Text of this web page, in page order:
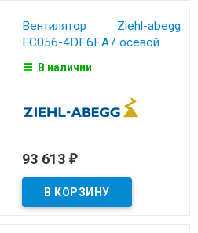
Вентилятор Ziehl-abegg
FC056-4DF.6F.A7 осевой
В наличии
93 613 ₽